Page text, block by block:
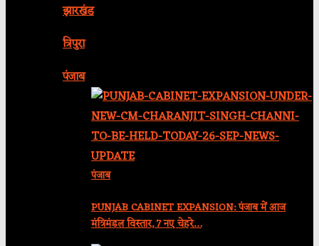
झारखंड
त्रिपुरा
पंजाब
पंजाब
PUNJAB CABINET EXPANSION: पंजाब में आज
मंत्रिमंडल विस्तार, 7 नए चेहरे…